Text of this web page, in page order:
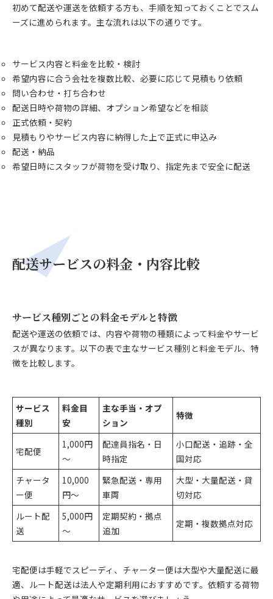
初めて配送や運送を依頼する方も、手順を知っておくことでスム
ーズに進められます。主な流れは以下の通りです。
サービス内容と料金を比較・検討
希望内容に合う会社を複数比較、必要に応じて見積もり依頼
問い合わせ・打ち合わせ
配送日時や荷物の詳細、オプション希望などを相談
正式依頼・契約
見積もりやサービス内容に納得した上で正式に申込み
配送・納品
希望日時にスタッフが荷物を受け取り、指定先まで安全に配送
配送サービスの料金・内容比較
サービス種別ごとの料金モデルと特徴
配送や運送の依頼では、内容や荷物の種類によって料金やサービ
スが異なります。以下の表で主なサービス種別と料金モデル、特
徴を比較します。
サービス
種別
料金目
安
主な手当・オプ
ション
特徴
宅配便
1,000円
～
配達員指名・日
時指定
小口配送・追跡・全
国対応
チャータ
ー便
10,000
円～
緊急配送・専用
車両
大型・大量配送・貸
切対応
ルート配
送
5,000円
～
定期契約・拠点
追加
定期・複数拠点対応
宅配便は手軽でスピーディ、チャーター便は大型や大量配送に最
適、ルート配送は法人や定期利用におすすめです。依頼する荷物